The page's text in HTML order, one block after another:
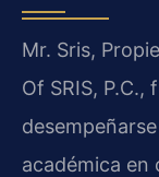
Mr. Sris,
Of SRIS,
académica en